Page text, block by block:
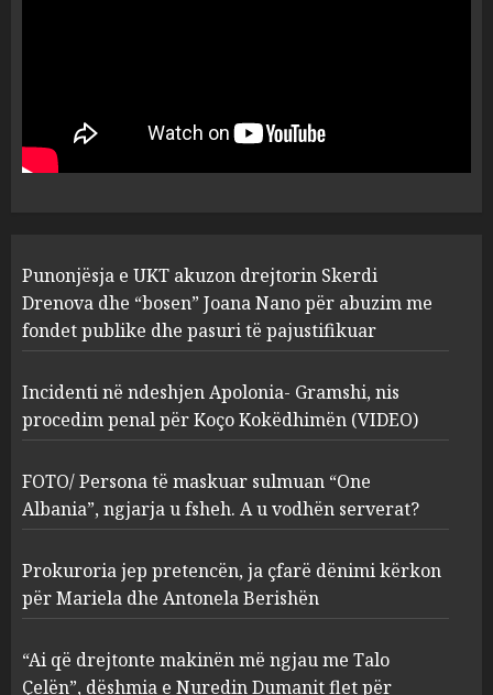
1
“bosen” Joana Nano për
abuzim me fondet publike dhe
pasuri të pajustifikuar
2
Apolonia- Gramshi, nis
procedim penal për Koço
Kokëdhimën (VIDEO)
MARCH 27, 2025
3
FOTO/ Persona të maskuar
sulmuan “One Albania”,
ngjarja u fsheh. A u vodhën
serverat?
MARCH 25, 2025
Prokuroria jep pretencën, ja
çfarë dënimi kërkon për
Berishën
Punonjësja e UKT akuzon drejtorin Skerdi
Drenova dhe “bosen” Joana Nano për abuzim me
fondet publike dhe pasuri të pajustifikuar
Incidenti në ndeshjen Apolonia- Gramshi, nis
procedim penal për Koço Kokëdhimën (VIDEO)
FOTO/ Persona të maskuar sulmuan “One
Albania”, ngjarja u fsheh. A u vodhën serverat?
Prokuroria jep pretencën, ja çfarë dënimi kërkon
për Mariela dhe Antonela Berishën
“Ai që drejtonte makinën më ngjau me Talo
Çelën”, dëshmia e Nuredin Dumanit flet për